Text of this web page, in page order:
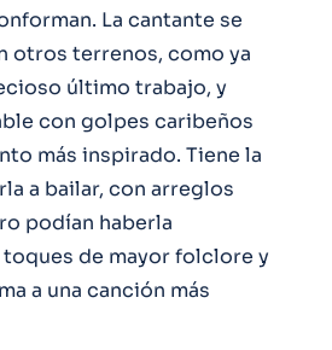
La cantante se
otros terrenos, como ya
último trabajo, y
con golpes caribeños
más inspirado. Tiene la
a bailar, con arreglos
podían haberla
de mayor folclore y
a una canción más